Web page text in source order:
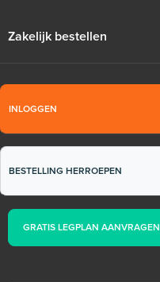
Zakelijk bestellen
INLOGGEN
BESTELLING HERROEPEN
GRATIS LEGPLAN AANVRAGEN